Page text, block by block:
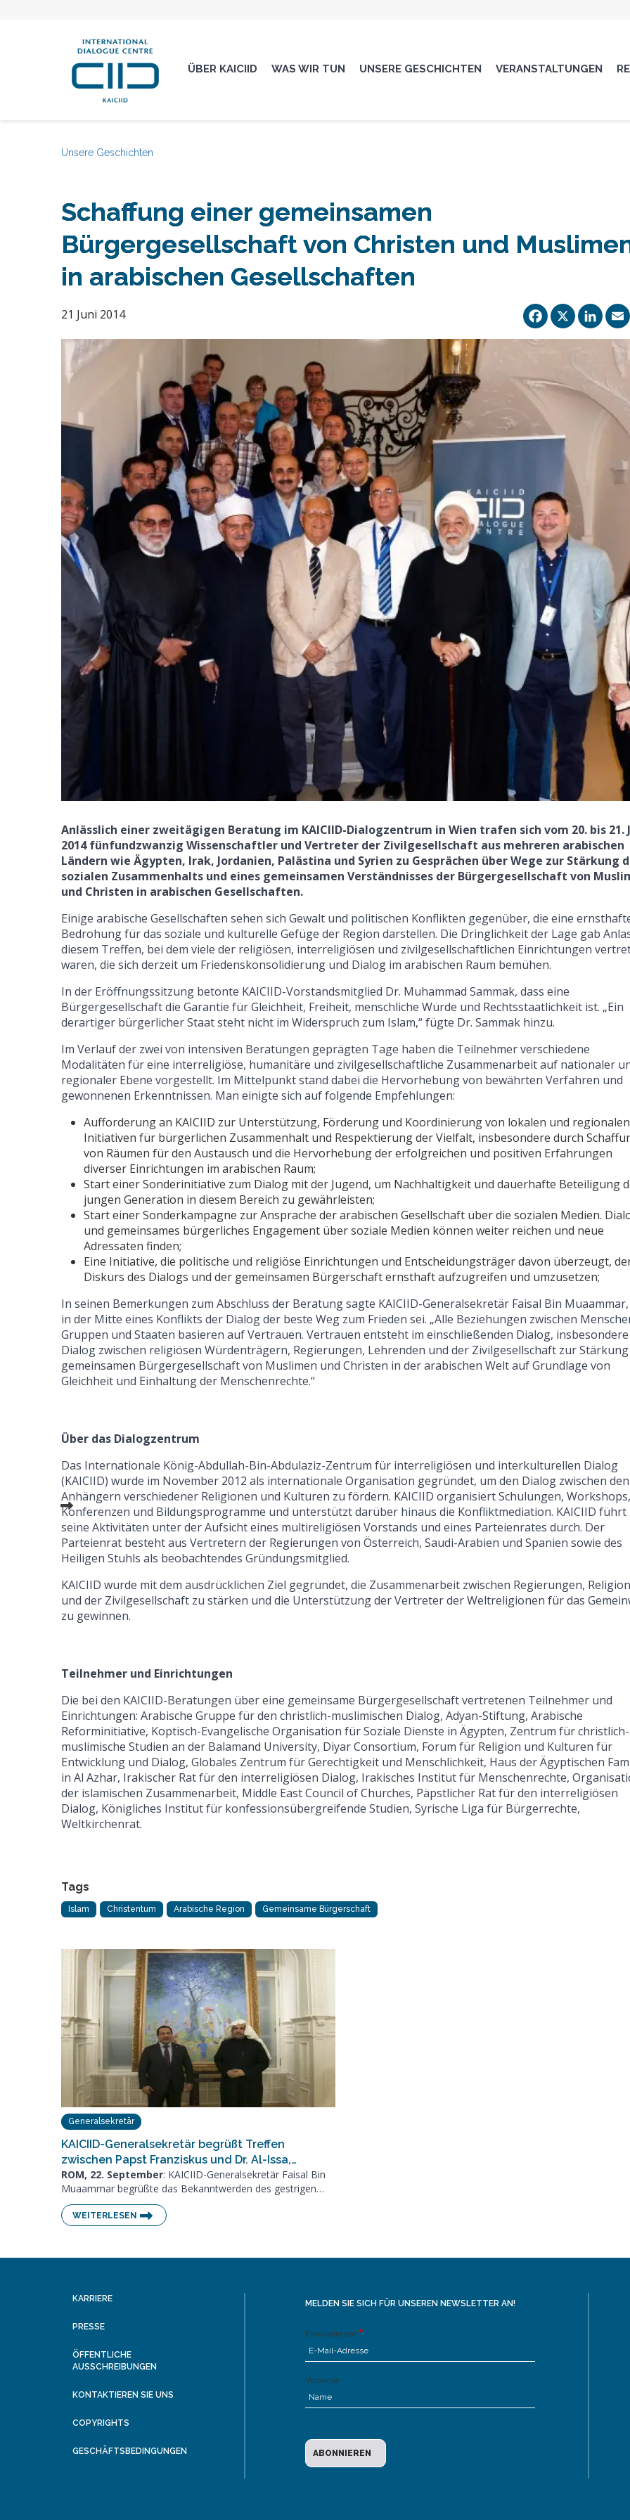
ÜBER KAICIID WAS WIR TUN UNSERE GESCHICHTEN VERANSTALTUNGEN
Unsere Geschichten
Schaffung einer gemeinsamen
Bürgergesellschaft von Christen und
in arabischen Gesellschaften
21 Juni 2014 X
Anlässlich einer zweitägigen Beratung im KAICIID-Dialogzentrum in Wien trafen sich vom 20. bis 21.
2014 fünfundzwanzig Wissenschaftler und Vertreter der Zivilgesellschaft aus mehreren arabischen
Ländern wie Ägypten, Irak, Jordanien, Palästina und Syrien zu Gesprächen über Wege zur Stärkung
sozialen Zusammenhalts und eines gemeinsamen Verständnisses der Bürgergesellschaft von
und Christen in arabischen Gesellschaften.
Einige arabische Gesellschaften sehen sich Gewalt und politischen Konflikten gegenüber, die eine
Bedrohung für das soziale und kulturelle Gefüge der Region darstellen. Die Dringlichkeit der Lage gab
diesem Treffen, bei dem viele der religiösen, interreligiösen und zivilgesellschaftlichen Einrichtungen
waren, die sich derzeit um Friedenskonsolidierung und Dialog im arabischen Raum bemühen.
In der Eröffnungssitzung betonte KAICIID-Vorstandsmitglied Dr. Muhammad Sammak, dass eine
Bürgergesellschaft die Garantie für Gleichheit, Freiheit, menschliche Würde und Rechtsstaatlichkeit ist. „Ein
derartiger bürgerlicher Staat steht nicht im Widerspruch zum Islam,“ fügte Dr. Sammak hinzu.
Im Verlauf der zwei von intensiven Beratungen geprägten Tage haben die Teilnehmer verschiedene
Modalitäten für eine interreligiöse, humanitäre und zivilgesellschaftliche Zusammenarbeit auf nationaler
regionaler Ebene vorgestellt. Im Mittelpunkt stand dabei die Hervorhebung von bewährten Verfahren und
gewonnenen Erkenntnissen. Man einigte sich auf folgende Empfehlungen:
Aufforderung an KAICIID zur Unterstützung, Förderung und Koordinierung von lokalen und regionalen
Initiativen für bürgerlichen Zusammenhalt und Respektierung der Vielfalt, insbesondere durch
von Räumen für den Austausch und die Hervorhebung der erfolgreichen und positiven Erfahrungen
diverser Einrichtungen im arabischen Raum;
Start einer Sonderinitiative zum Dialog mit der Jugend, um Nachhaltigkeit und dauerhafte Beteiligung
jungen Generation in diesem Bereich zu gewährleisten;
Start einer Sonderkampagne zur Ansprache der arabischen Gesellschaft über die sozialen Medien.
und gemeinsames bürgerliches Engagement über soziale Medien können weiter reichen und neue
Adressaten finden;
Eine Initiative, die politische und religiöse Einrichtungen und Entscheidungsträger davon überzeugt,
Diskurs des Dialogs und der gemeinsamen Bürgerschaft ernsthaft aufzugreifen und umzusetzen;
In seinen Bemerkungen zum Abschluss der Beratung sagte KAICIID-Generalsekretär Faisal Bin Muaammar,
in der Mitte eines Konflikts der Dialog der beste Weg zum Frieden sei. „Alle Beziehungen zwischen
Gruppen und Staaten basieren auf Vertrauen. Vertrauen entsteht im einschließenden Dialog,
Dialog zwischen religiösen Würdenträgern, Regierungen, Lehrenden und der Zivilgesellschaft zur
gemeinsamen Bürgergesellschaft von Muslimen und Christen in der arabischen Welt auf Grundlage von
Gleichheit und Einhaltung der Menschenrechte.“
Über das Dialogzentrum
Das Internationale König-Abdullah-Bin-Abdulaziz-Zentrum für interreligiösen und interkulturellen Dialog
(KAICIID) wurde im November 2012 als internationale Organisation gegründet, um den Dialog zwischen den
Anhängern verschiedener Religionen und Kulturen zu fördern. KAICIID organisiert Schulungen, Workshops,
Konferenzen und Bildungsprogramme und unterstützt darüber hinaus die Konfliktmediation. KAICIID führt
seine Aktivitäten unter der Aufsicht eines multireligiösen Vorstands und eines Parteienrates durch. Der
Parteienrat besteht aus Vertretern der Regierungen von Österreich, Saudi-Arabien und Spanien sowie des
Heiligen Stuhls als beobachtendes Gründungsmitglied.
KAICIID wurde mit dem ausdrücklichen Ziel gegründet, die Zusammenarbeit zwischen Regierungen,
und der Zivilgesellschaft zu stärken und die Unterstützung der Vertreter der Weltreligionen für das
zu gewinnen.
Teilnehmer und Einrichtungen
Die bei den KAICIID-Beratungen über eine gemeinsame Bürgergesellschaft vertretenen Teilnehmer und
Einrichtungen: Arabische Gruppe für den christlich-muslimischen Dialog, Adyan-Stiftung, Arabische
Reforminitiative, Koptisch-Evangelische Organisation für Soziale Dienste in Ägypten, Zentrum für christlich-
muslimische Studien an der Balamand University, Diyar Consortium, Forum für Religion und Kulturen für
Entwicklung und Dialog, Globales Zentrum für Gerechtigkeit und Menschlichkeit, Haus der Ägyptischen
in Al Azhar, Irakischer Rat für den interreligiösen Dialog, Irakisches Institut für Menschenrechte,
der islamischen Zusammenarbeit, Middle East Council of Churches, Päpstlicher Rat für den interreligiösen
Dialog, Königliches Institut für konfessionsübergreifende Studien, Syrische Liga für Bürgerrechte,
Weltkirchenrat.
Tags
Islam Christentum Arabische Region Gemeinsame Bürgerschaft
Generalsekretär
KAICIID-Generalsekretär begrüßt Treffen
zwischen Papst Franziskus und Dr. Al-Issa,…
ROM, 22. September: KAICIID-Generalsekretär Faisal Bin
Muaammar begrüßte das Bekanntwerden des gestrigen…
WEITERLESEN
KARRIERE
PRESSE
ÖFFENTLICHE
AUSSCHREIBUNGEN
KONTAKTIEREN SIE UNS
COPYRIGHTS
GESCHÄFTSBEDINGUNGEN
MELDEN SIE SICH FÜR UNSEREN NEWSLETTER AN!
Emailadresse
Vorname